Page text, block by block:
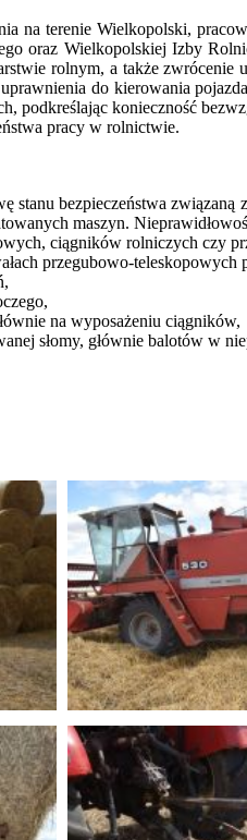
na terenie Wielkopolski,
oraz Wielkopolskiej Izby
rolnym, a także
do kierowania
podkreślając konieczność
pracy w rolnictwie.
stanu bezpieczeństwa
maszyn.
ciągników rolniczych czy
przegubowo-teleskopowych
na wyposażeniu ciągników,
słomy, głównie balotów w